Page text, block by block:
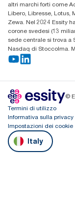
altri marchi forti come
Libero, Libresse, Lotus,
Zewa. Nel 2024 Essity
corone svedesi (13
sede centrale si trova a
Nasdaq di Stoccolma.
©
Termini di utilizzo
Informativa sulla privacy
Impostazioni dei cookie
Italy